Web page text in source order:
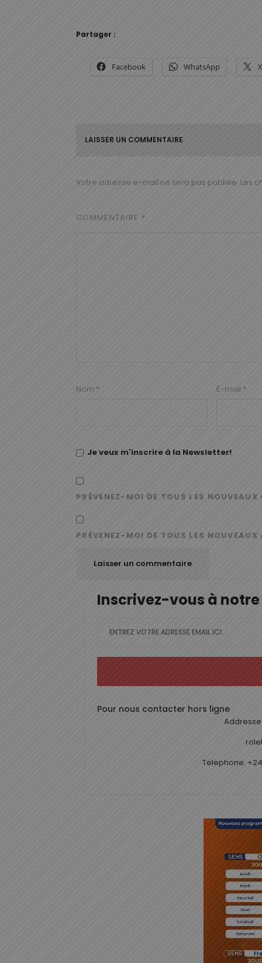
Partager :
Facebook WhatsApp X
LAISSER UN COMMENTAIRE
Votre adresse e-mail ne sera pas publiée. Les
COMMENTAIRE *
Nom * E-mail *
Je veux m'inscrire à la Newsletter!
PRÉVENEZ-MOI DE TOUS LES
PRÉVENEZ-MOI DE TOUS LES
Inscrivez-vous à
Pour nous contacter hors ligne
Telephone: